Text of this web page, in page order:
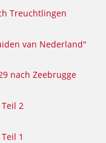
Treuchtlingen
van Nederland"
nach Zeebrugge
2
1